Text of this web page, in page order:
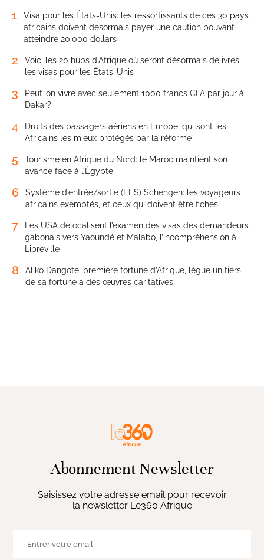
1
Visa pour les États-Unis: les ressortissants de ces 30 pays
africains doivent désormais payer une caution pouvant
atteindre 20.000 dollars
2
Voici les 20 hubs d’Afrique où seront désormais délivrés
les visas pour les États-Unis
3
Peut-on vivre avec seulement 1000 francs CFA par jour à
Dakar?
4
Droits des passagers aériens en Europe: qui sont les
Africains les mieux protégés par la réforme
5
Tourisme en Afrique du Nord: le Maroc maintient son
avance face à l’Égypte
6
Système d’entrée/sortie (EES) Schengen: les voyageurs
africains exemptés, et ceux qui doivent être fichés
7
Les USA délocalisent l’examen des visas des demandeurs
gabonais vers Yaoundé et Malabo, l’incompréhension à
Libreville
8
Aliko Dangote, première fortune d’Afrique, lègue un tiers
de sa fortune à des œuvres caritatives
Abonnement Newsletter
Saisissez votre adresse email pour recevoir
la newsletter Le360 Afrique